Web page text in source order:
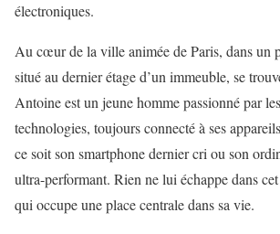
électroniques.
Au cœur de la ville animée de Paris, dans un
situé au dernier étage d’un immeuble, se
Antoine est un jeune homme passionné par
technologies, toujours connecté à ses
ce soit son smartphone dernier cri ou son
ultra-performant. Rien ne lui échappe dans
qui occupe une place centrale dans sa vie.